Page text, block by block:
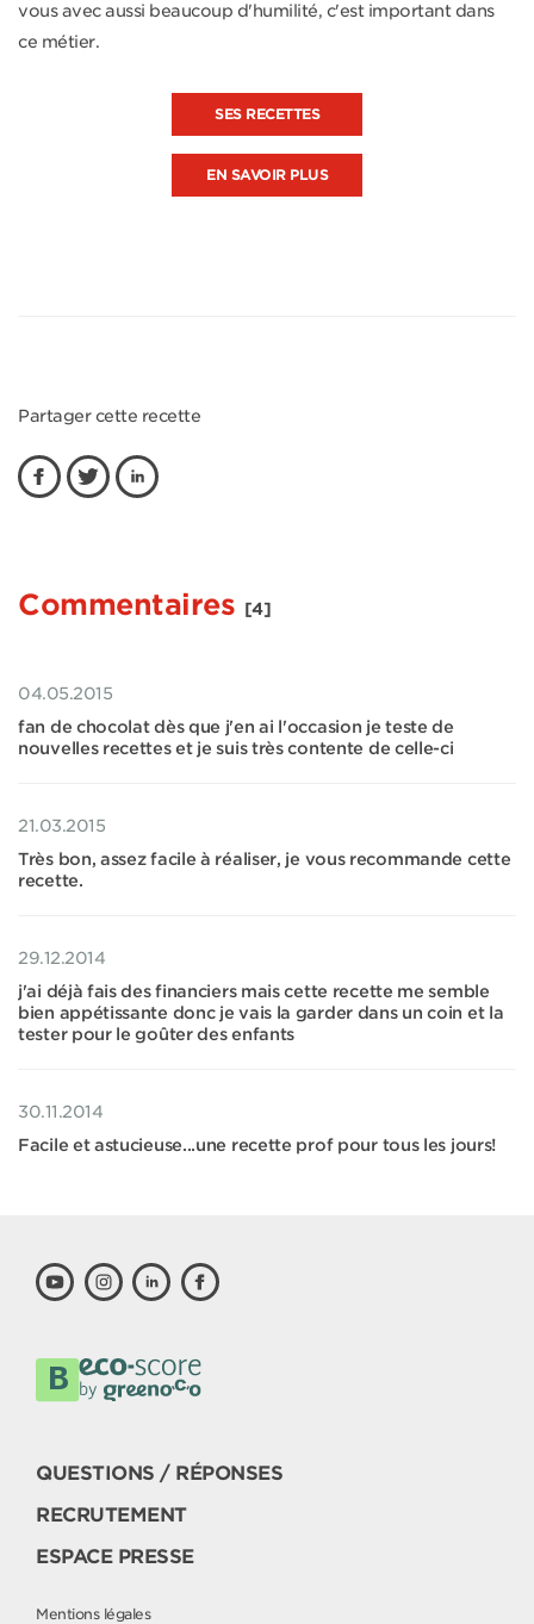
vous avec aussi beaucoup d'humilité, c'est important dans
ce métier.
SES RECETTES
EN SAVOIR PLUS
Partager cette recette
Commentaires [4]
04.05.2015
fan de chocolat dès que j'en ai l'occasion je teste de
nouvelles recettes et je suis très contente de celle-ci
21.03.2015
Très bon, assez facile à réaliser, je vous recommande cette
recette.
29.12.2014
j'ai déjà fais des financiers mais cette recette me semble
bien appétissante donc je vais la garder dans un coin et la
tester pour le goûter des enfants
30.11.2014
Facile et astucieuse...une recette prof pour tous les jours!
QUESTIONS / RÉPONSES
RECRUTEMENT
ESPACE PRESSE
Mentions légales